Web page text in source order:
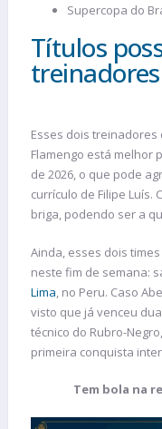
Supercopa do
Títulos
Esses dois
Flamengo está melhor
de 2026, o que pode
currículo de Filipe Luís.
briga, podendo ser a
Ainda, esses dois
neste fim de semana:
Lima, no Peru. Caso
visto que já venceu
técnico do Rubro-
primeira conquista
Tem bola na